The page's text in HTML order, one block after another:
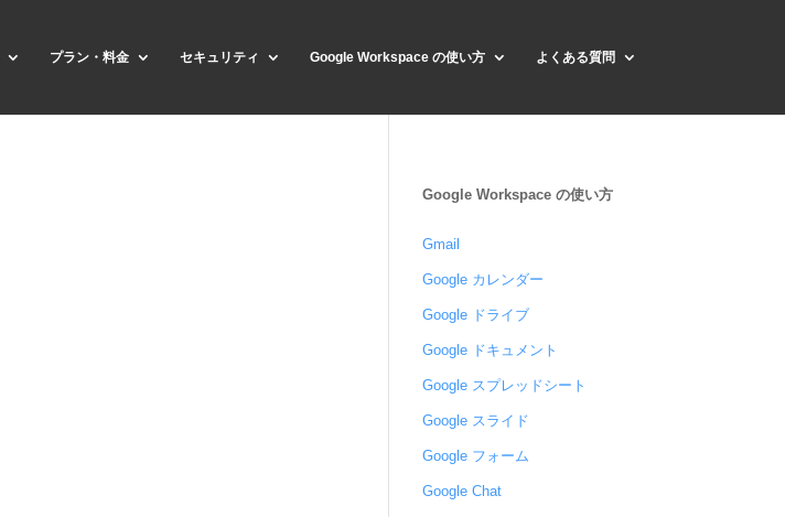
プラン・料金 セキュリティ Google Workspace の使い方 よくある質問
Google Workspace の使い方
Gmail
Google カレンダー
Google ドライブ
Google ドキュメント
Google スプレッドシート
Google スライド
Google フォーム
Google Chat